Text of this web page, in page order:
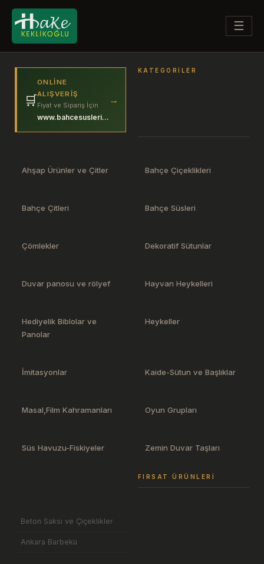
☰
🛒
ONLINE
ALIŞVERIŞ
Fiyat ve Sipariş İçin
www.bahcesuslerim.com
→
KATEGORILER
Ahşap Ürünler ve Çitler Bahçe Çiçeklikleri
Bahçe Çitleri Bahçe Süsleri
Çömlekler Dekoratif Sütunlar
Duvar panosu ve rölyef Hayvan Heykelleri
Hediyelik Biblolar ve
Panolar
Heykeller
İmitasyonlar Kaide-Sütun ve Başlıklar
Masal,Film Kahramanları Oyun Grupları
Süs Havuzu-Fiskiyeler Zemin Duvar Taşları
FIRSAT ÜRÜNLERI
Beton Saksı ve Çiçeklikler
Ankara Barbekü